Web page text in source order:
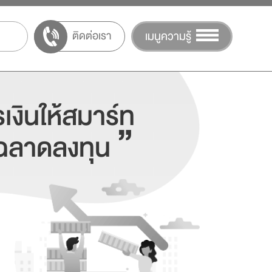
ติดต่อเรา เมนูความรู้
งินให้สมาร์ท
าดลงทุน”